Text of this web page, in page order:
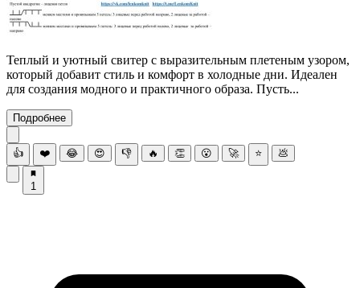
Теплый и уютный свитер с выразительным плетеным узором,
который добавит стиль и комфорт в холодные дни. Идеален
для создания модного и практичного образа. Пусть...
Подробнее
👍 ❤️ 😂 😍 👎 🔥 👏 😮 🚀 ⭐ 💩
1